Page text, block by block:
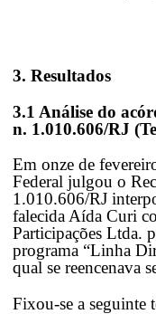
3. Resultados
3.1 Análise do
n. 1.010.606/RJ
Em onze de
Federal julgou o
1.010.606/RJ
falecida Aída Curi
Participações Ltda.
programa “Linha
qual se reencenava
Fixou-se a seguinte